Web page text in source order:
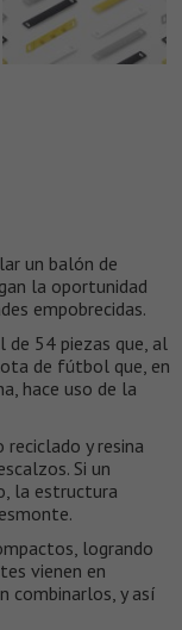
un balón de
la oportunidad
empobrecidas.
54 piezas que, al
de fútbol que, en
hace uso de la
y resina
Si un
la estructura
logrando
vienen en
combinarlos, y así